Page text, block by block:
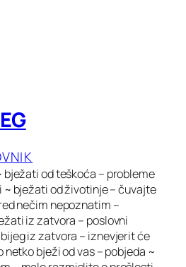
bježati od teškoća – probleme
bježati od životinje – čuvajte
nečim nepoznatim –
iz zatvora – poslovni
iz zatvora – iznevjerit će
netko bježi od vas – pobjeda ~